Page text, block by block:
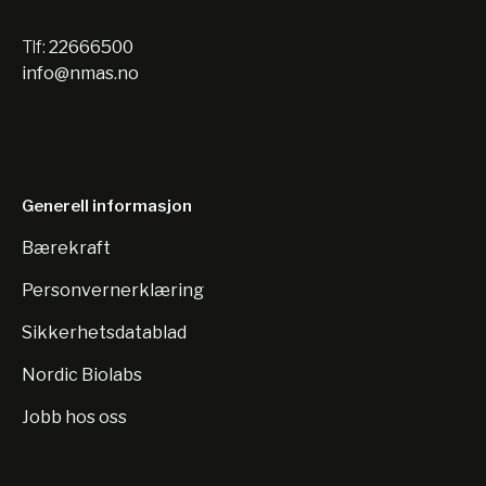
Tlf: 22666500
info@nmas.no
Generell informasjon
Bærekraft
Personvernerklæring
Sikkerhetsdatablad
Nordic Biolabs
Jobb hos oss